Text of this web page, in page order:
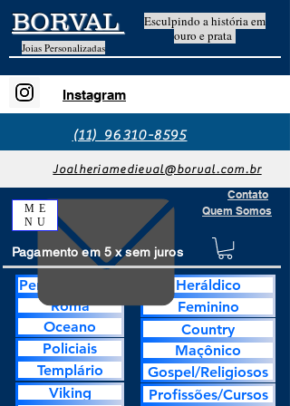
BORVAL
Joias Personalizadas
Esculpindo a história em
ouro e prata
Personalização
Heráldico
Roma
Profissões/Cursos
Oceano
Feminino
Policiais
Country
Templário Gospel/Religiosos
Maçônico
Viking
Instagram
(11) 96310-8595
Joalheriamedieval@borval.com.br
ME
NU
Pagamento em 5 x sem juros
Quem Somos
Contato